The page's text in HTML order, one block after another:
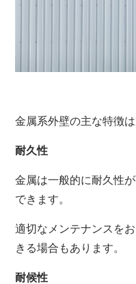
金属系外壁の主な特徴は
耐久性
金属は一般的に耐久性
できます。
適切なメンテナンスを
きる場合もあります。
耐候性